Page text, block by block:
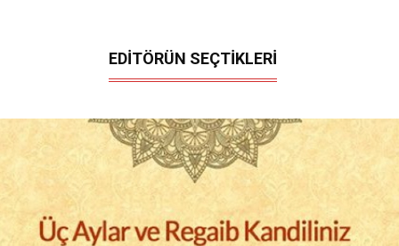
EDİTÖRÜN SEÇTİKLERİ